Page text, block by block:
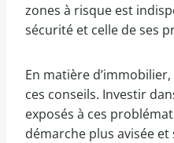
zones à risque est
sécurité et celle de ses
En matière
ces conseils. Investir
exposés à ces
démarche plus avisée